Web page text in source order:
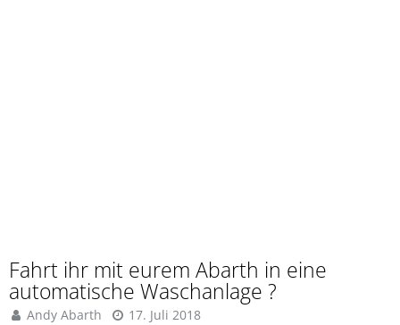
Fahrt ihr mit eurem Abarth in eine
automatische Waschanlage ?
Andy Abarth 17. Juli 2018